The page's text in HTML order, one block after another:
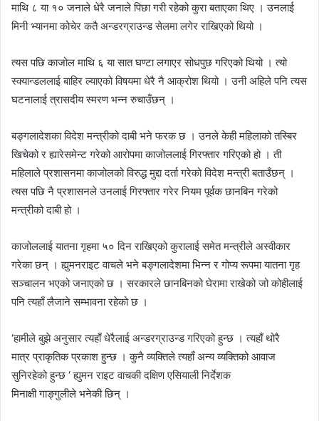
माथि ८ या १० जनाले धेरै जनाले पिछा गरी रहेको कुरा बताएका थिए । उनलाई
मिनी भ्यानमा कोचेर कतै अन्डरग्राउन्ड सेलमा लगेर राखिएको थियो ।
त्यस पछि काजोल माथि ६ या सात घण्टा लगाएर सोधपुछ गरिएको थियो । त्यो
स्क्यान्डललाई बाहिर ल्याएको विषयमा धेरै नै आक्रोश थियो । उनी अहिले पनि त्यस
घटनालाई त्रासदीय स्मरण भन्न रुचाउँछन् ।
बङ्गलादेशका विदेश मन्त्रीको दाबी भने फरक छ । उनले केही महिलाको तस्बिर
खिचेको रह्यारेसमेन्टगरेको आरोपमा काजोललाई गिरफ्तार गरिएको हो । ती
महिलाले प्रशासनमा काजोलको विरुद्ध मुद्दा दर्ता गरेको विदेश मन्त्री बताउँछन् ।
त्यस पछि नै प्रशासनले उनलाई गिरफ्तार गरेर नियम पूर्वक छानबिन गरेको
मन्त्रीको दाबी हो ।
काजोललाई यातना गृहमा ५० दिन राखिएको कुरालाई समेत मन्त्रीले अस्वीकार
गरेका छन् ।ह्युमनराइटवाचले भने बङ्गलादेशमा भिन्न र गोप्य रूपमा यातना गृह
सञ्चालन भएको जनाएको छ । सरकारले छानबिनको घेरामा राखेको जो कोहीलाई
पनि त्यहाँ लैजाने सम्भावना रहेको छ ।
‘हामीले बुझे अनुसार त्यहाँ धेरैलाई अन्डरग्राउन्ड गरिएको हुन्छ । त्यहाँ थोरै
मात्रप्राकृतिकप्रकाश हुन्छ । कुनै व्यक्तिले त्यहाँ अन्य व्यक्तिको आवाज
सुनिरहेको हुन्छ ‘ ह्युमन राइट वाचकी दक्षिण एसियाली निर्देशक
मिनाक्षीगाङ्गुलीले भनेकी छिन् ।